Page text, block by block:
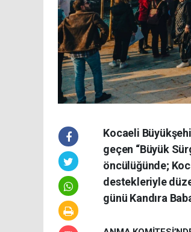
Kocaeli
geçen “Büyük
öncülüğünde;
destekleriyle
günü Kandıra